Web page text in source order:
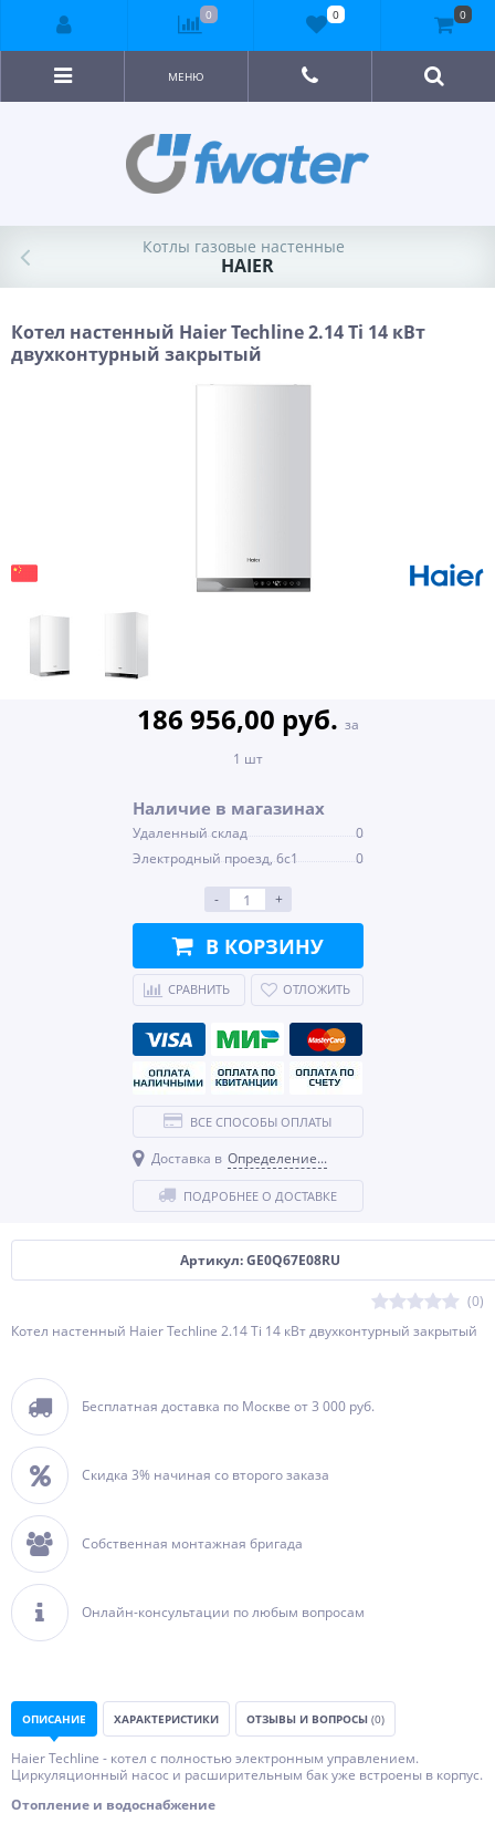
МЕНЮ
Котлы газовые настенные
HAIER
Котел настенный Haier Techline 2.14 Ti 14 кВт
двухконтурный закрытый
Артикул: GE0Q67E08RU
(0)
Котел настенный Haier Techline 2.14 Ti 14 кВт двухконтурный закрытый
Бесплатная доставка по Москве от 3 000 руб.
Скидка 3% начиная со второго заказа
Собственная монтажная бригада
Онлайн-консультации по любым вопросам
186 956,00 руб. за
1 шт
Наличие в магазинах
Удаленный склад
0
Электродный проезд, 6с1
0
- +
В КОРЗИНУ
СРАВНИТЬ ОТЛОЖИТЬ
ВСЕ СПОСОБЫ ОПЛАТЫ
Доставка в Определение...
ПОДРОБНЕЕ О ДОСТАВКЕ
ОПИСАНИЕ ХАРАКТЕРИСТИКИ ОТЗЫВЫ И ВОПРОСЫ (0)
Haier Techline - котел с полностью электронным управлением.
Циркуляционный насос и расширительным бак уже встроены в корпус.
Отопление и водоснабжение
0 0 0